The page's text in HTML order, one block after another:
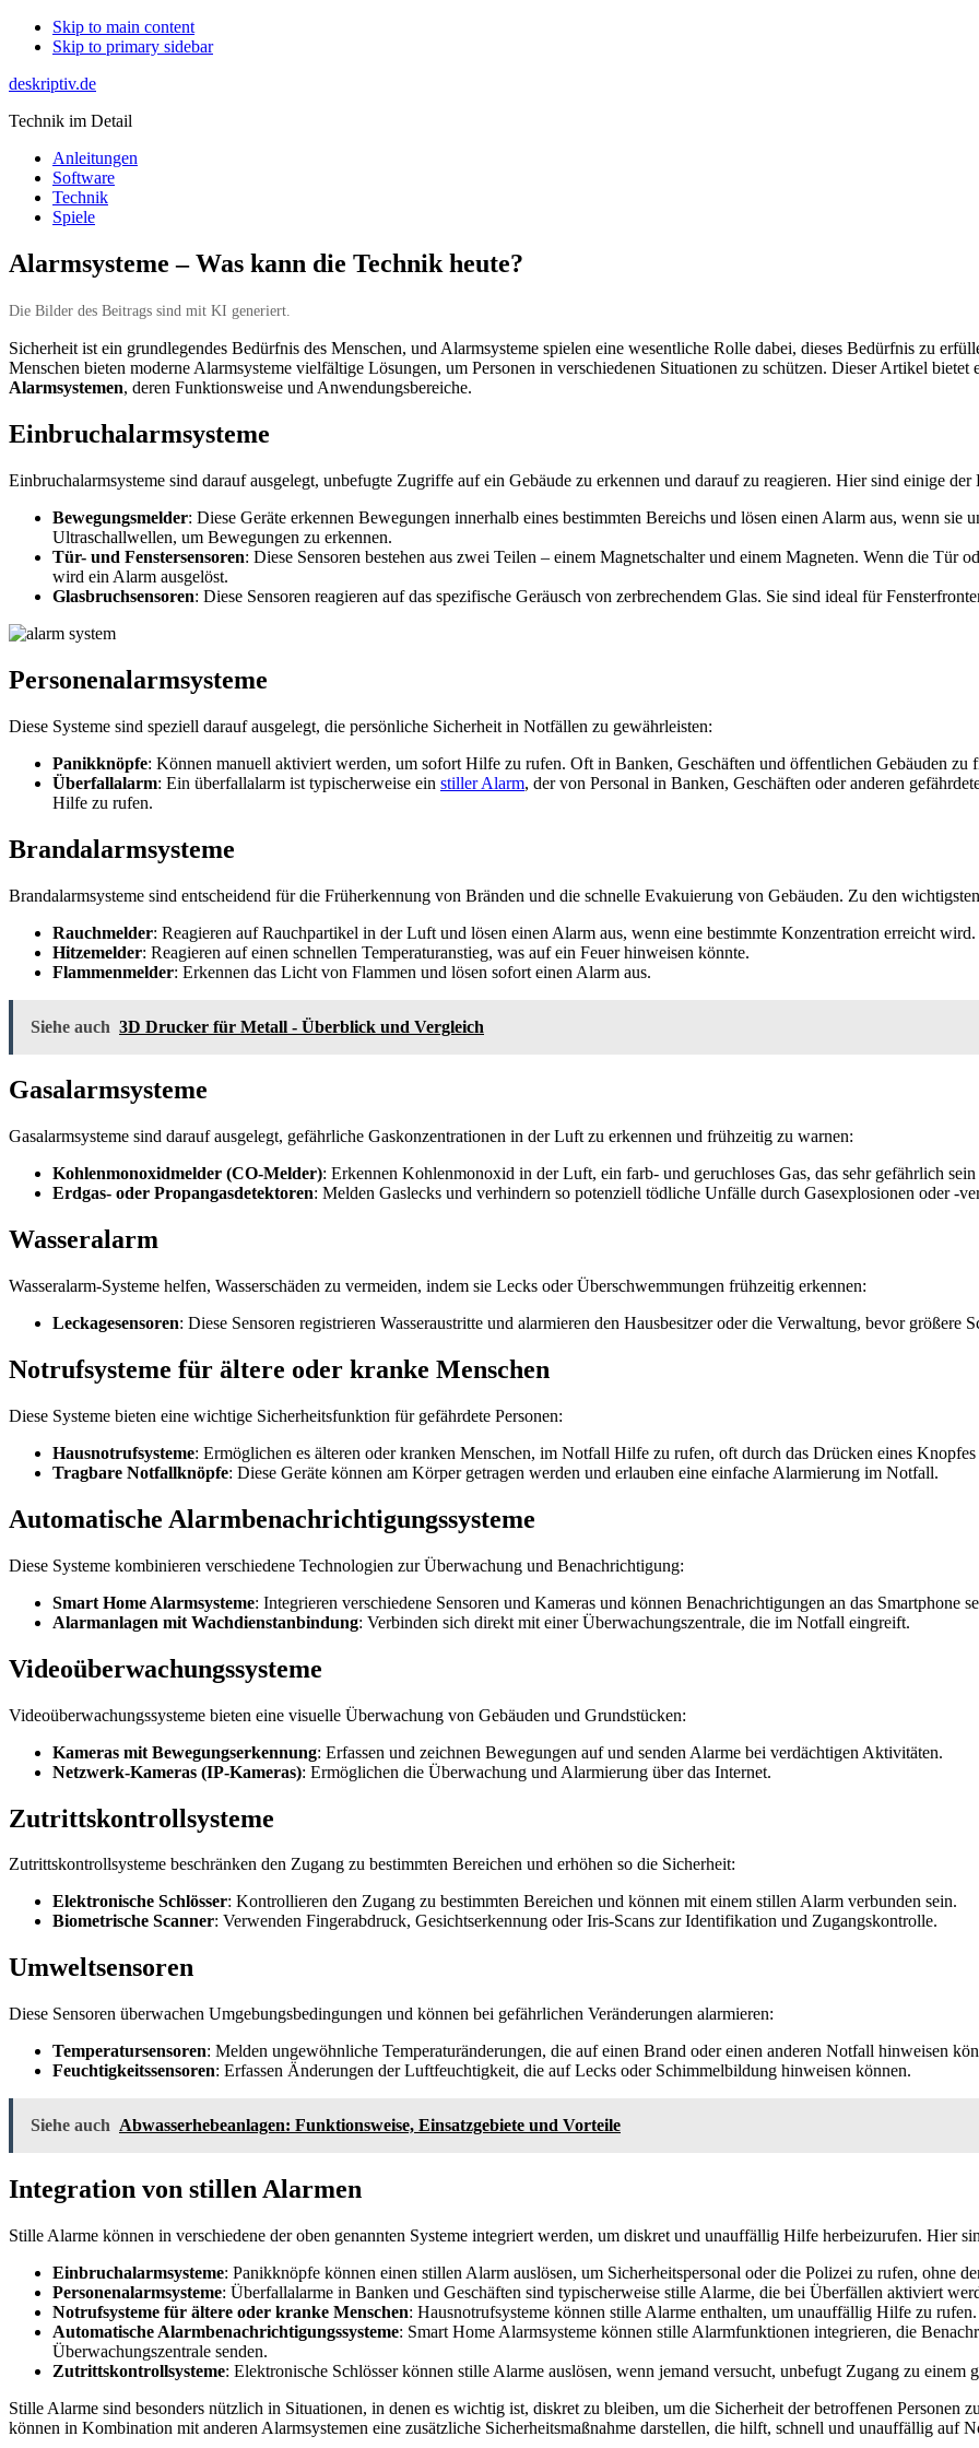
Skip to main content
Skip to primary sidebar
deskriptiv.de
Technik im Detail
Anleitungen
Software
Technik
Spiele
Alarmsysteme – Was kann die Technik heute?
Die Bilder des Beitrags sind mit KI generiert.
Sicherheit ist ein grundlegendes Bedürfnis des Menschen, und Alarmsysteme spielen eine wesentliche Rolle dabei, dieses Bedürfnis zu
Menschen bieten moderne Alarmsysteme vielfältige Lösungen, um Personen in verschiedenen Situationen zu schützen. Dieser Artikel bietet
Alarmsystemen, deren Funktionsweise und Anwendungsbereiche.
Einbruchalarmsysteme
Einbruchalarmsysteme sind darauf ausgelegt, unbefugte Zugriffe auf ein Gebäude zu erkennen und darauf zu reagieren. Hier sind einige der
Bewegungsmelder: Diese Geräte erkennen Bewegungen innerhalb eines bestimmten Bereichs und lösen einen Alarm aus, wenn
Ultraschallwellen, um Bewegungen zu erkennen.
Tür- und Fenstersensoren: Diese Sensoren bestehen aus zwei Teilen – einem Magnetschalter und einem Magneten. Wenn die Tür
wird ein Alarm ausgelöst.
Glasbruchsensoren: Diese Sensoren reagieren auf das spezifische Geräusch von zerbrechendem Glas. Sie sind ideal für
Personenalarmsysteme
Diese Systeme sind speziell darauf ausgelegt, die persönliche Sicherheit in Notfällen zu gewährleisten:
Panikknöpfe: Können manuell aktiviert werden, um sofort Hilfe zu rufen. Oft in Banken, Geschäften und öffentlichen Gebäuden zu
Überfallalarm: Ein überfallalarm ist typischerweise ein stiller Alarm, der von Personal in Banken, Geschäften oder anderen
Hilfe zu rufen.
Brandalarmsysteme
Brandalarmsysteme sind entscheidend für die Früherkennung von Bränden und die schnelle Evakuierung von Gebäuden. Zu den
Rauchmelder: Reagieren auf Rauchpartikel in der Luft und lösen einen Alarm aus, wenn eine bestimmte Konzentration erreicht wird.
Hitzemelder: Reagieren auf einen schnellen Temperaturanstieg, was auf ein Feuer hinweisen könnte.
Flammenmelder: Erkennen das Licht von Flammen und lösen sofort einen Alarm aus.
Siehe auch 3D Drucker für Metall - Überblick und Vergleich
Gasalarmsysteme
Gasalarmsysteme sind darauf ausgelegt, gefährliche Gaskonzentrationen in der Luft zu erkennen und frühzeitig zu warnen:
Kohlenmonoxidmelder (CO-Melder): Erkennen Kohlenmonoxid in der Luft, ein farb- und geruchloses Gas, das sehr gefährlich sein
Erdgas- oder Propangasdetektoren: Melden Gaslecks und verhindern so potenziell tödliche Unfälle durch Gasexplosionen oder -
Wasseralarm
Wasseralarm-Systeme helfen, Wasserschäden zu vermeiden, indem sie Lecks oder Überschwemmungen frühzeitig erkennen:
Leckagesensoren: Diese Sensoren registrieren Wasseraustritte und alarmieren den Hausbesitzer oder die Verwaltung, bevor größere
Notrufsysteme für ältere oder kranke Menschen
Diese Systeme bieten eine wichtige Sicherheitsfunktion für gefährdete Personen:
Hausnotrufsysteme: Ermöglichen es älteren oder kranken Menschen, im Notfall Hilfe zu rufen, oft durch das Drücken eines Knopfes
Tragbare Notfallknöpfe: Diese Geräte können am Körper getragen werden und erlauben eine einfache Alarmierung im Notfall.
Automatische Alarmbenachrichtigungssysteme
Diese Systeme kombinieren verschiedene Technologien zur Überwachung und Benachrichtigung:
Smart Home Alarmsysteme: Integrieren verschiedene Sensoren und Kameras und können Benachrichtigungen an das Smartphone
Alarmanlagen mit Wachdienstanbindung: Verbinden sich direkt mit einer Überwachungszentrale, die im Notfall eingreift.
Videoüberwachungssysteme
Videoüberwachungssysteme bieten eine visuelle Überwachung von Gebäuden und Grundstücken:
Kameras mit Bewegungserkennung: Erfassen und zeichnen Bewegungen auf und senden Alarme bei verdächtigen Aktivitäten.
Netzwerk-Kameras (IP-Kameras): Ermöglichen die Überwachung und Alarmierung über das Internet.
Zutrittskontrollsysteme
Zutrittskontrollsysteme beschränken den Zugang zu bestimmten Bereichen und erhöhen so die Sicherheit:
Elektronische Schlösser: Kontrollieren den Zugang zu bestimmten Bereichen und können mit einem stillen Alarm verbunden sein.
Biometrische Scanner: Verwenden Fingerabdruck, Gesichtserkennung oder Iris-Scans zur Identifikation und Zugangskontrolle.
Umweltsensoren
Diese Sensoren überwachen Umgebungsbedingungen und können bei gefährlichen Veränderungen alarmieren:
Temperatursensoren: Melden ungewöhnliche Temperaturänderungen, die auf einen Brand oder einen anderen Notfall hinweisen
Feuchtigkeitssensoren: Erfassen Änderungen der Luftfeuchtigkeit, die auf Lecks oder Schimmelbildung hinweisen können.
Siehe auch Abwasserhebeanlagen: Funktionsweise, Einsatzgebiete und Vorteile
Integration von stillen Alarmen
Stille Alarme können in verschiedene der oben genannten Systeme integriert werden, um diskret und unauffällig Hilfe herbeizurufen. Hier
Einbruchalarmsysteme: Panikknöpfe können einen stillen Alarm auslösen, um Sicherheitspersonal oder die Polizei zu rufen, ohne
Personenalarmsysteme: Überfallalarme in Banken und Geschäften sind typischerweise stille Alarme, die bei Überfällen aktiviert
Notrufsysteme für ältere oder kranke Menschen: Hausnotrufsysteme können stille Alarme enthalten, um unauffällig Hilfe zu rufen.
Automatische Alarmbenachrichtigungssysteme: Smart Home Alarmsysteme können stille Alarmfunktionen integrieren, die
Überwachungszentrale senden.
Zutrittskontrollsysteme: Elektronische Schlösser können stille Alarme auslösen, wenn jemand versucht, unbefugt Zugang zu einem
Stille Alarme sind besonders nützlich in Situationen, in denen es wichtig ist, diskret zu bleiben, um die Sicherheit der betroffenen Personen
können in Kombination mit anderen Alarmsystemen eine zusätzliche Sicherheitsmaßnahme darstellen, die hilft, schnell und unauffällig auf